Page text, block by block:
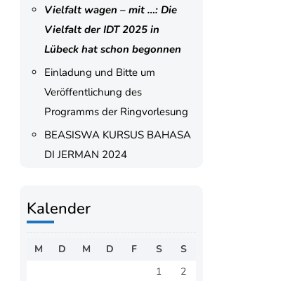
Vielfalt wagen – mit …: Die
Vielfalt der IDT 2025 in
Lübeck hat schon begonnen
Einladung und Bitte um
Veröffentlichung des
Programms der Ringvorlesung
BEASISWA KURSUS BAHASA
DI JERMAN 2024
Kalender
M D M D F S
S
1
2